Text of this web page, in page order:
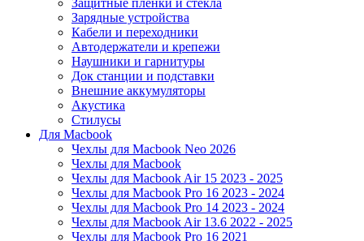
Защитные пленки и стекла
Зарядные устройства
Кабели и переходники
Автодержатели и крепежи
Наушники и гарнитуры
Док станции и подставки
Внешние аккумуляторы
Акустика
Стилусы
Для Macbook
Чехлы для Macbook Neo 2026
Чехлы для Macbook
Чехлы для Macbook Air 15 2023 - 2025
Чехлы для Macbook Pro 16 2023 - 2024
Чехлы для Macbook Pro 14 2023 - 2024
Чехлы для Macbook Air 13.6 2022 - 2025
Чехлы для Macbook Pro 16 2021